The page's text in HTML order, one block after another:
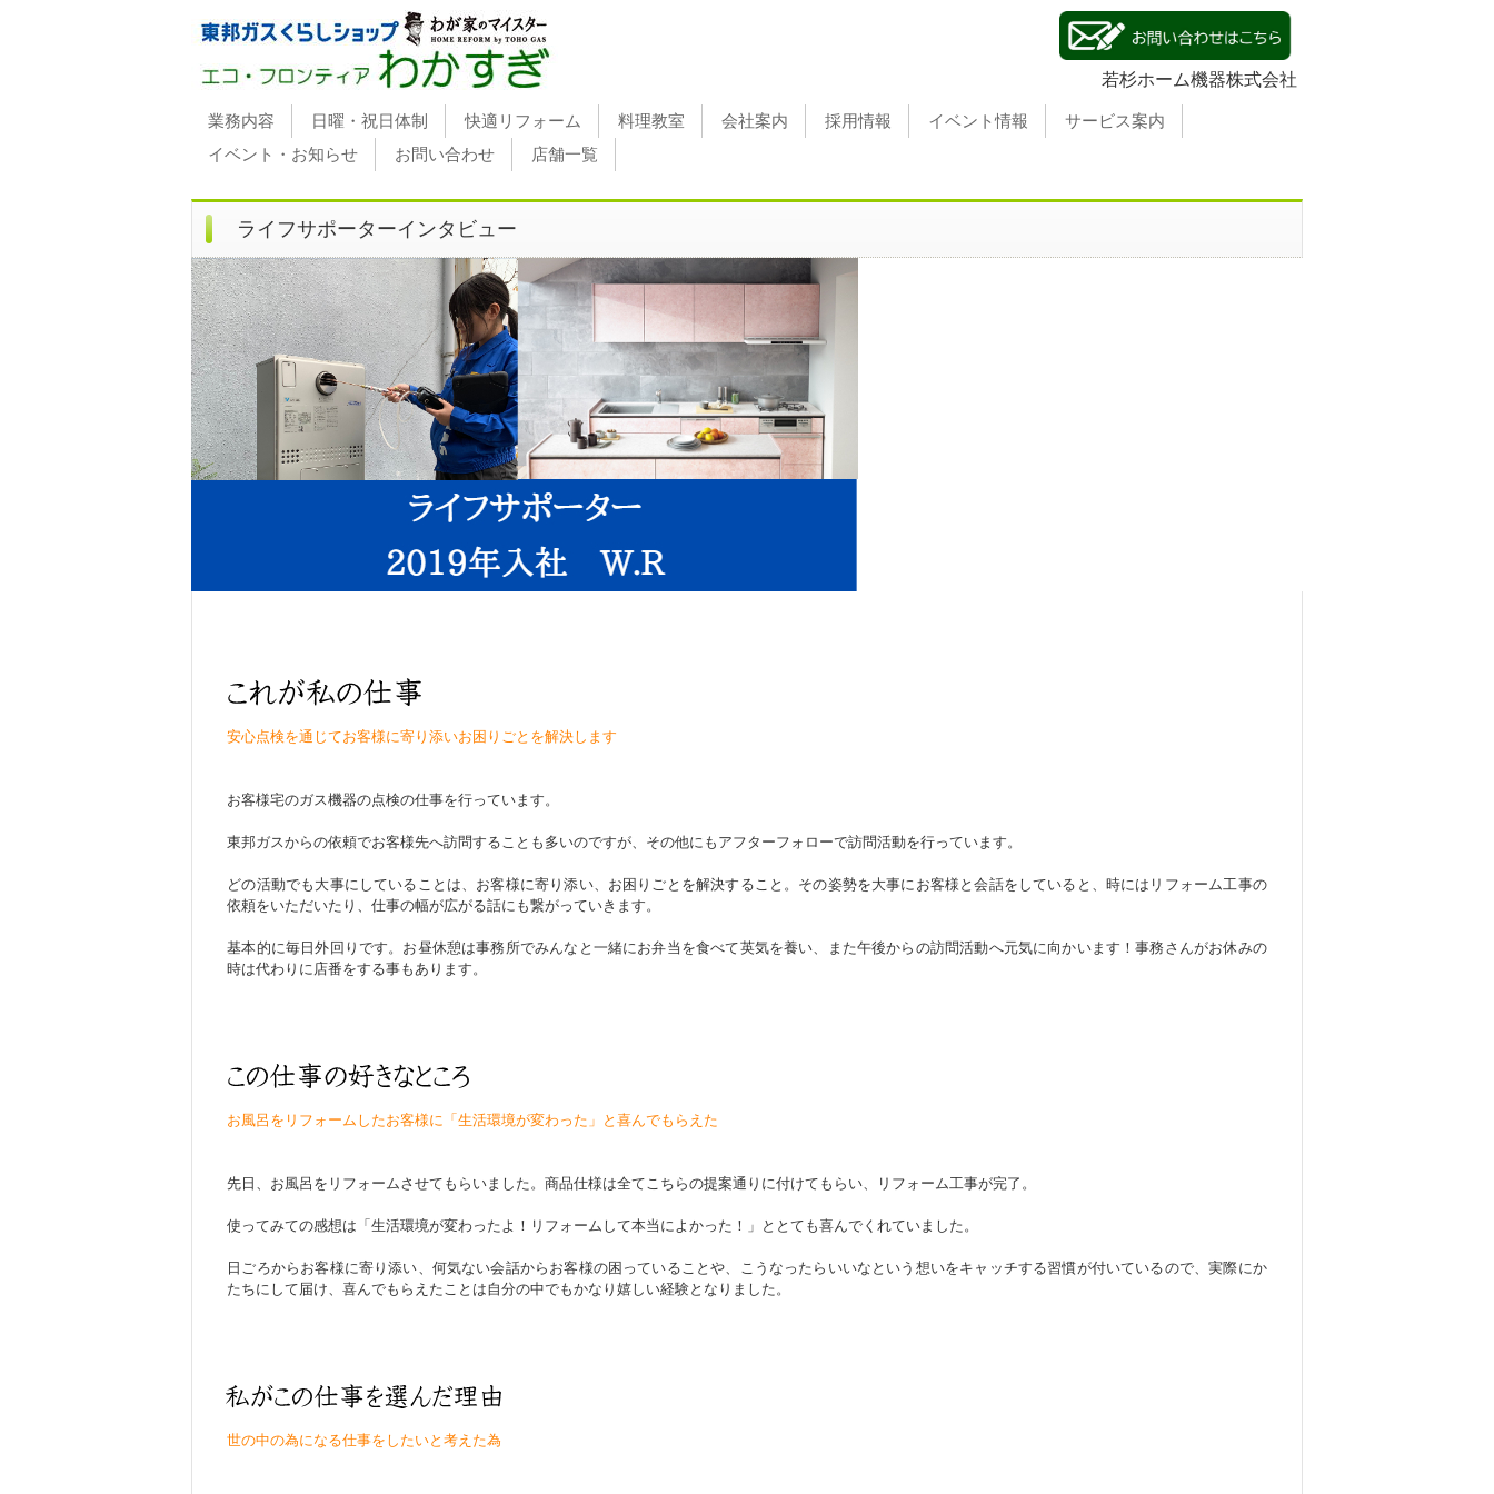
若杉ホーム機器株式会社
業務内容 日曜・祝日体制 快適リフォーム 料理教室 会社案内 採用情報 イベント情報
サービス案内
イベント・お知らせ
お問い合わせ 店舗一覧
ライフサポーターインタビュー
安心点検を通じてお客様に寄り添いお困りごとを解決します
お客様宅のガス機器の点検の仕事を行っています。
東邦ガスからの依頼でお客様先へ訪問することも多いのですが、その他にもアフターフォローで訪問活動を行っています。
どの活動でも大事にしていることは、お客様に寄り添い、お困りごとを解決すること。その姿勢を大事にお客様と会話をしていると、時にはリフォーム工事の
依頼をいただいたり、仕事の幅が広がる話にも繋がっていきます。
基本的に毎日外回りです。お昼休憩は事務所でみんなと一緒にお弁当を食べて英気を養い、また午後からの訪問活動へ元気に向かいます！事務さんがお休みの
時は代わりに店番をする事もあります。
お風呂をリフォームしたお客様に「生活環境が変わった」と喜んでもらえた
先日、お風呂をリフォームさせてもらいました。商品仕様は全てこちらの提案通りに付けてもらい、リフォーム工事が完了。
使ってみての感想は「生活環境が変わったよ！リフォームして本当によかった！」ととても喜んでくれていました。
日ごろからお客様に寄り添い、何気ない会話からお客様の困っていることや、こうなったらいいなという想いをキャッチする習慣が付いているので、実際にか
たちにして届け、喜んでもらえたことは自分の中でもかなり嬉しい経験となりました。
世の中の為になる仕事をしたいと考えた為